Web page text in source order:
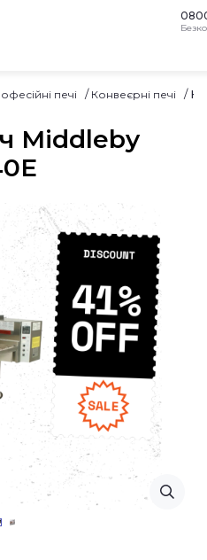
печі Конвеєрні печі
Middleby